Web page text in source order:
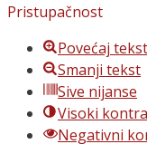
Pristupačnost
Povećaj tekst
Smanji tekst
Sive nijanse
Visoki
Negativni